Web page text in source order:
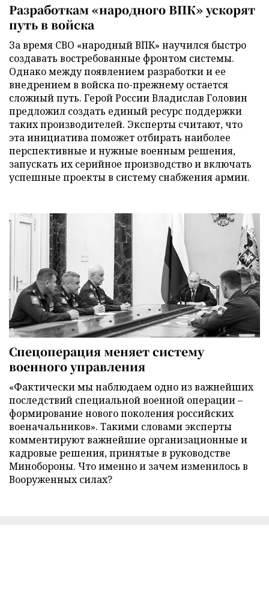
Разработкам «народного ВПК» ускорят
путь в войска
За время СВО «народный ВПК» научился быстро
создавать востребованные фронтом системы.
Однако между появлением разработки и ее
внедрением в войска по-прежнему остается
сложный путь. Герой России Владислав Головин
предложил создать единый ресурс поддержки
таких производителей. Эксперты считают, что
эта инициатива поможет отбирать наиболее
перспективные и нужные военным решения,
запускать их серийное производство и включать
успешные проекты в систему снабжения армии.
Спецоперация меняет систему
военного управления
«Фактически мы наблюдаем одно из важнейших
последствий специальной военной операции –
формирование нового поколения российских
военачальников». Такими словами эксперты
комментируют важнейшие организационные и
кадровые решения, принятые в руководстве
Минобороны. Что именно и зачем изменилось в
Вооруженных силах?